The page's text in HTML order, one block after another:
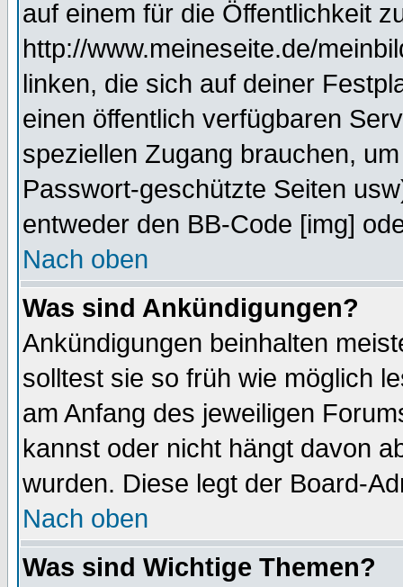
auf einem für die Öffentlichkeit
http://www.meineseite.de/
linken, die sich auf deiner
einen öffentlich verfügbaren
speziellen Zugang brauchen,
Passwort-geschützte Seiten
entweder den BB-Code [img]
Nach oben
Was sind Ankündigungen?
Ankündigungen beinhalten
solltest sie so früh wie möglich
am Anfang des jeweiligen
kannst oder nicht hängt davon
wurden. Diese legt der Board-
Nach oben
Was sind Wichtige Themen?